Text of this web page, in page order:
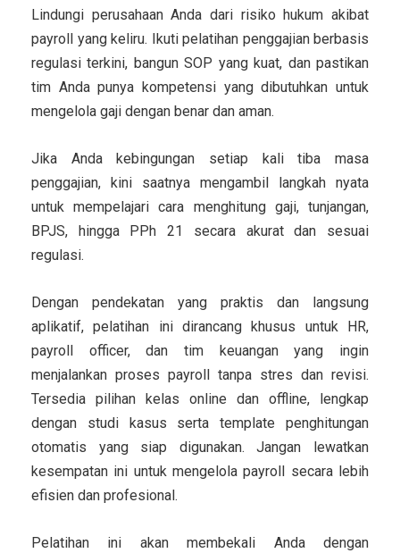
Lindungi perusahaan Anda dari risiko hukum akibat
payroll yang keliru. Ikuti pelatihan penggajian berbasis
regulasi terkini, bangun SOP yang kuat, dan pastikan
tim Anda punya kompetensi yang dibutuhkan untuk
mengelola gaji dengan benar dan aman.
Jika Anda kebingungan setiap kali tiba masa
penggajian, kini saatnya mengambil langkah nyata
untuk mempelajari cara menghitung gaji, tunjangan,
BPJS, hingga PPh 21 secara akurat dan sesuai
regulasi.
Dengan pendekatan yang praktis dan langsung
aplikatif, pelatihan ini dirancang khusus untuk HR,
payroll officer, dan tim keuangan yang ingin
menjalankan proses payroll tanpa stres dan revisi.
Tersedia pilihan kelas online dan offline, lengkap
dengan studi kasus serta template penghitungan
otomatis yang siap digunakan. Jangan lewatkan
kesempatan ini untuk mengelola payroll secara lebih
efisien dan profesional.
Pelatihan ini akan membekali Anda dengan